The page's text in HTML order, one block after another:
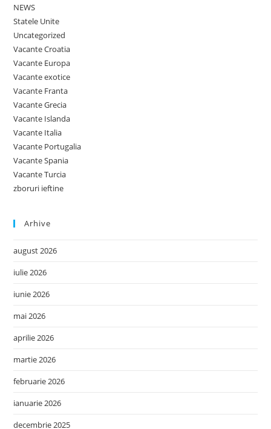
NEWS
Statele Unite
Uncategorized
Vacante Croatia
Vacante Europa
Vacante exotice
Vacante Franta
Vacante Grecia
Vacante Islanda
Vacante Italia
Vacante Portugalia
Vacante Spania
Vacante Turcia
zboruri ieftine
Arhive
august 2026
iulie 2026
iunie 2026
mai 2026
aprilie 2026
martie 2026
februarie 2026
ianuarie 2026
decembrie 2025